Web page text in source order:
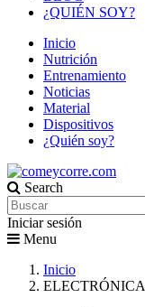
¿QUIÉN SOY?
Inicio
Nutrición
Entrenamiento
Noticias
Material
Dispositivos
¿Quién soy?
Search
Iniciar sesión
Menu
Inicio
ELECTRÓNICA